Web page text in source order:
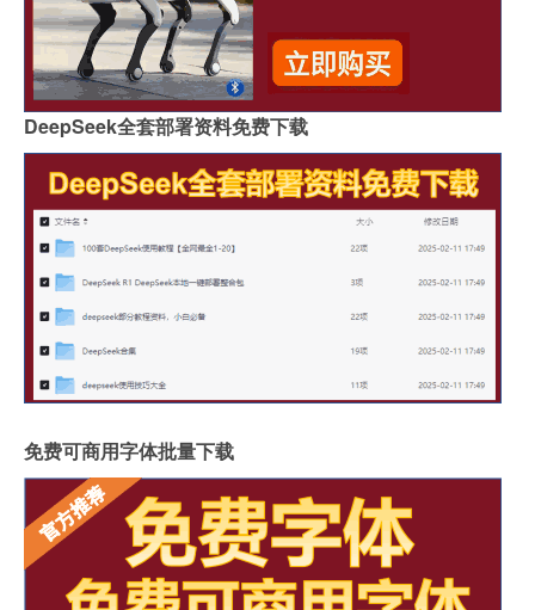
DeepSeek全套部署资料免费下载
免费可商用字体批量下载